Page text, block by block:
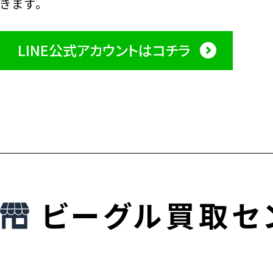
きます。
LINE公式アカウントはコチラ
ビーグル買取セ